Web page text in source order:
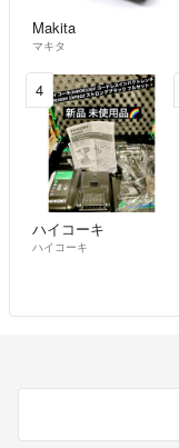
Makita
マキタ
4
ハイコーキ
ハイコーキ